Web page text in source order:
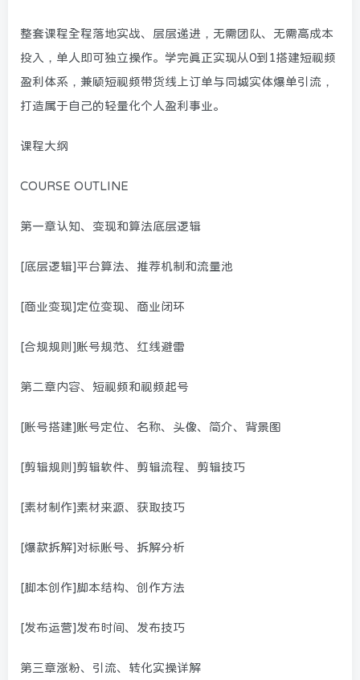
整套课程全程落地实战、层层递进，无需团队、无需高成本
投入，单人即可独立操作。学完真正实现从0到1搭建短视频
盈利体系，兼顾短视频带货线上订单与同城实体爆单引流，
打造属于自己的轻量化个人盈利事业。
课程大纲
COURSE OUTLINE
第一章认知、变现和算法底层逻辑
[底层逻辑]平台算法、推荐机制和流量池
[商业变现]定位变现、商业闭环
[合规规则]账号规范、红线避雷
第二章内容、短视频和视频起号
[账号搭建]账号定位、名称、头像、简介、背景图
[剪辑规则]剪辑软件、剪辑流程、剪辑技巧
[素材制作]素材来源、获取技巧
[爆款拆解]对标账号、拆解分析
[脚本创作]脚本结构、创作方法
[发布运营]发布时间、发布技巧
第三章涨粉、引流、转化实操详解